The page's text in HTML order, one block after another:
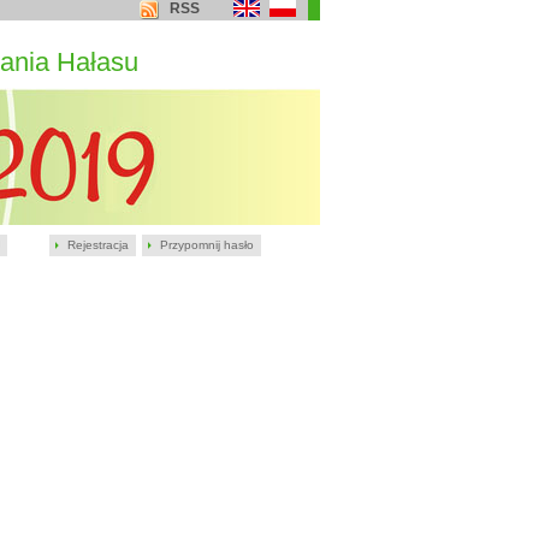
Rejestracja Przypomnij hasło
RSS
Hałasu